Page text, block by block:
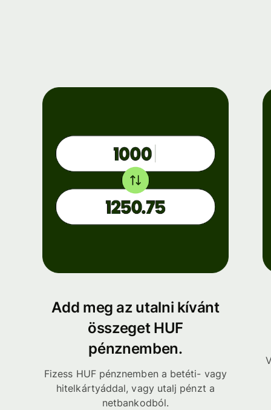
Add meg az utalni kívánt
összeget HUF
pénznemben.
Fizess HUF pénznemben a betéti- vagy
hitelkártyáddal, vagy utalj pénzt a
netbankodból.